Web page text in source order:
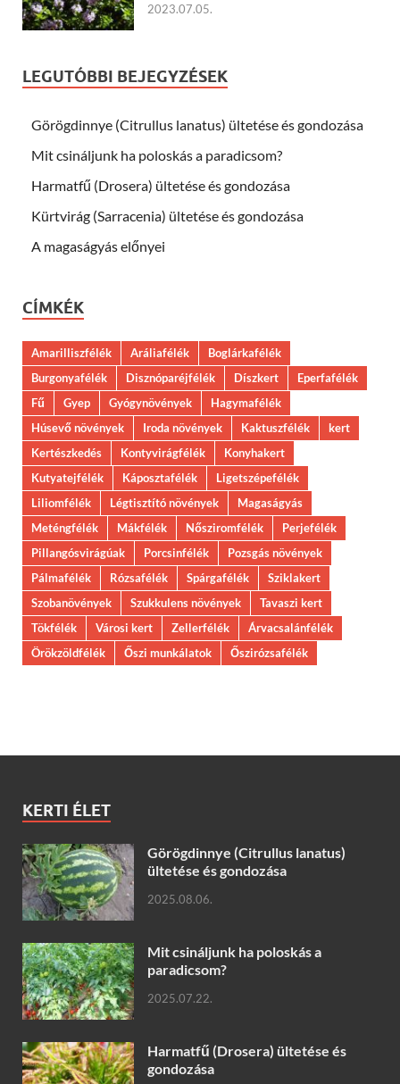
2023.07.05.
LEGUTÓBBI BEJEGYZÉSEK
Görögdinnye (Citrullus lanatus) ültetése és gondozása
Mit csináljunk ha poloskás a paradicsom?
Harmatfű (Drosera) ültetése és gondozása
Kürtvirág (Sarracenia) ültetése és gondozása
A magaságyás előnyei
CÍMKÉK
Amarilliszfélék Aráliafélék
Boglárkafélék
Burgonyafélék
Disznóparéjfélék Díszkert
Eperfafélék
Fű
Gyep Gyógynövények
Hagymafélék
Húsevő növények
Iroda növények Kaktuszfélék
kert
Kertészkedés
Kontyvirágfélék
Konyhakert
Kutyatejfélék
Káposztafélék
Ligetszépefélék
Liliomfélék
Légtisztító növények
Magaságyás
Meténgfélék
Mákfélék Nősziromfélék
Perjefélék
Pillangósvirágúak
Porcsinfélék
Pozsgás növények
Pálmafélék
Rózsafélék Spárgafélék
Sziklakert
Szobanövények
Szukkulens növények
Tavaszi kert
Tökfélék
Városi kert Zellerfélék
Árvacsalánfélék
Örökzöldfélék
Őszi munkálatok Őszirózsafélék
KERTI ÉLET
Görögdinnye (Citrullus lanatus)
ültetése és gondozása
2025.08.06.
Mit csináljunk ha poloskás a
paradicsom?
2025.07.22.
Harmatfű (Drosera) ültetése és
gondozása